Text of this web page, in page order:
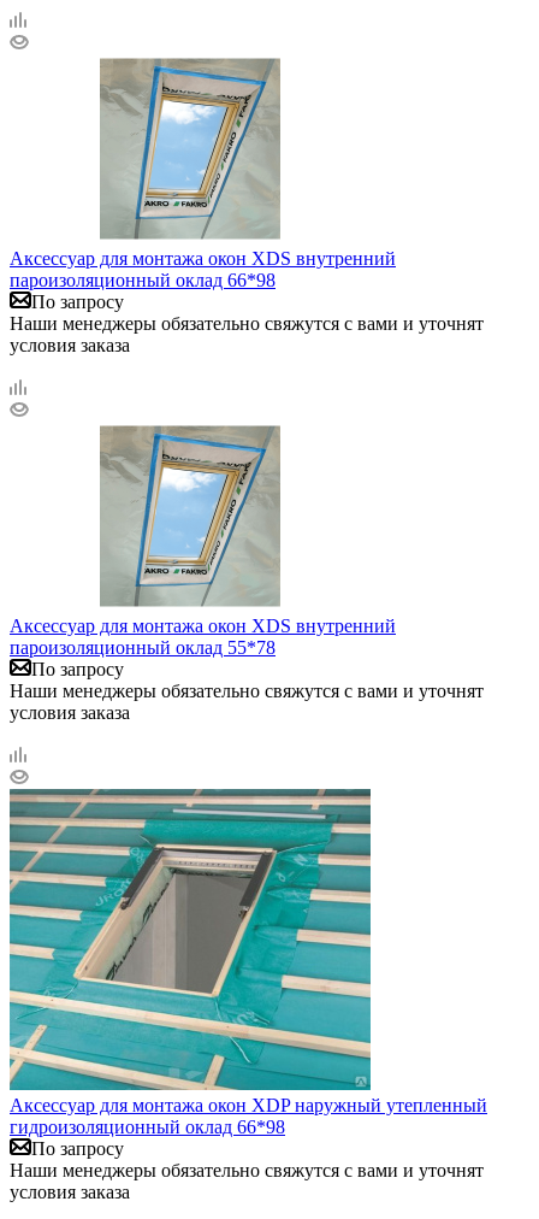
Аксессуар для монтажа окон XDS внутренний
пароизоляционный оклад 66*98
По запросу
Наши менеджеры обязательно свяжутся с вами и уточнят
условия заказа
Аксессуар для монтажа окон XDS внутренний
пароизоляционный оклад 55*78
По запросу
Наши менеджеры обязательно свяжутся с вами и уточнят
условия заказа
Аксессуар для монтажа окон XDP наружный утепленный
гидроизоляционный оклад 66*98
По запросу
Наши менеджеры обязательно свяжутся с вами и уточнят
условия заказа